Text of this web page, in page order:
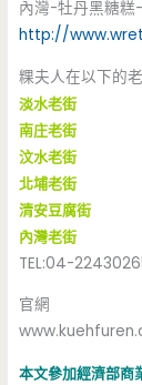
內灣-牡丹黑糖糕
http://
粿夫人在以下的
淡水老街
南庄老街
汶水老街
北埔老街
清安豆腐街
內灣老街
TEL:04-
官網
本文參加經濟部商